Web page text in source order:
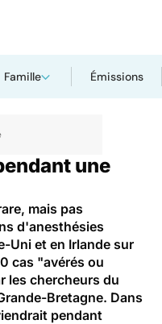
Famille Émissions
une
mais pas
d'anesthésies
Uni et en Irlande sur
cas "avérés ou
les chercheurs du
Bretagne. Dans
pendant